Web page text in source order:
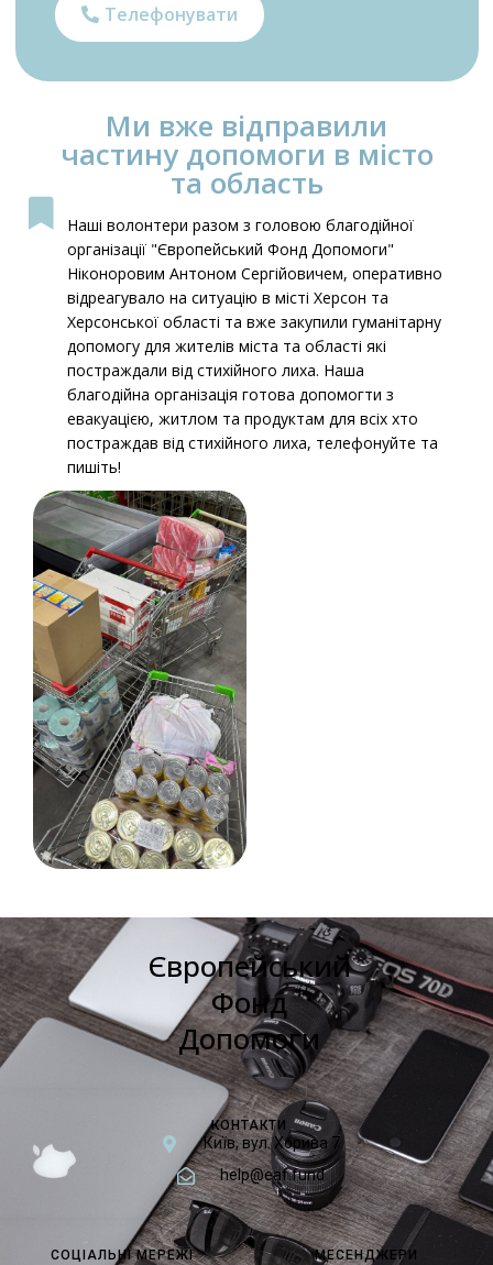
Телефонувати
Ми вже відправили
частину допомоги в місто
та область
Наші волонтери разом з головою благодійної
організації "Європейський Фонд Допомоги"
Ніконоровим Антоном Сергійовичем, оперативно
відреагувало на ситуацію в місті Херсон та
Херсонської області та вже закупили гуманітарну
допомогу для жителів міста та області які
постраждали від стихійного лиха. Наша
благодійна організація готова допомогти з
евакуацією, житлом та продуктам для всіх хто
постраждав від стихійного лиха, телефонуйте та
пишіть!
Європейський
Фонд
Допомоги
КОНТАКТИ
Київ, вул. Хорива 7
help@eaf.fund
СОЦІАЛЬНІ МЕРЕЖІ МЕСЕНДЖЕРИ